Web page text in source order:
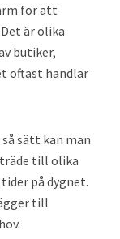
för att
är olika
butiker,
oftast handlar
så sätt kan man
till olika
på dygnet.
till